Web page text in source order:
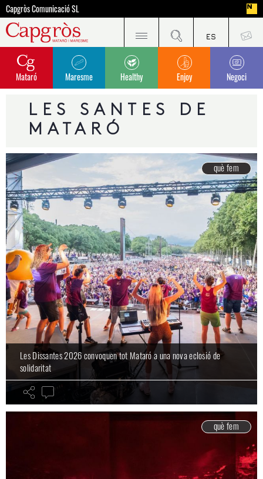
Capgròs Comunicació SL
Mataró Maresme Healthy Enjoy Negoci
LES SANTES DE
MATARÓ
què fem
Les Dissantes 2026 convoquen tot Mataró a una nova eclosió de
solidaritat
què fem